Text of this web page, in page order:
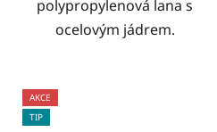
polypropylenová lana s
ocelovým jádrem.
AKCE
TIP